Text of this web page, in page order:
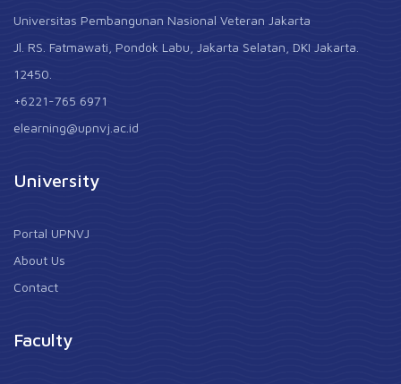
Universitas Pembangunan Nasional Veteran Jakarta
Jl. RS. Fatmawati, Pondok Labu, Jakarta Selatan, DKI Jakarta.
12450.
+6221-765 6971
elearning@upnvj.ac.id
University
Portal UPNVJ
About Us
Contact
Faculty